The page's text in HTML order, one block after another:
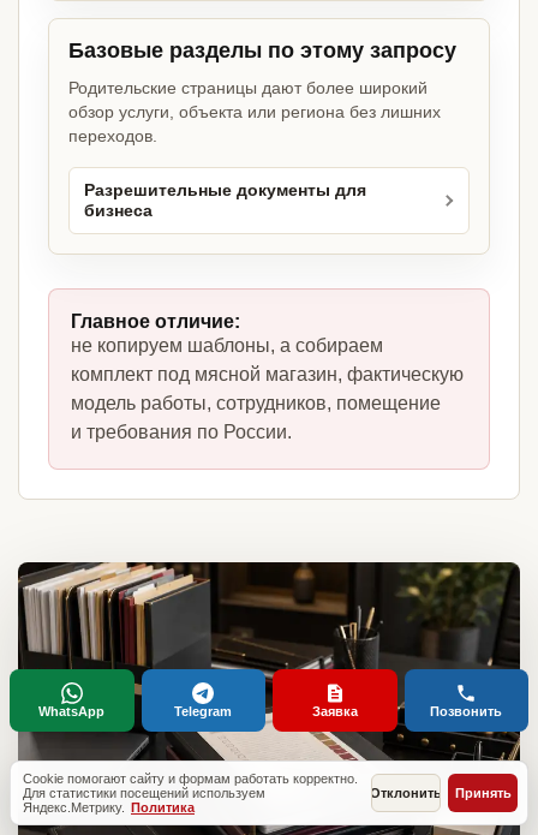
Базовые разделы по этому запросу
Родительские страницы дают более широкий
обзор услуги, объекта или региона без лишних
переходов.
Разрешительные документы для
бизнеса
Главное отличие:
не копируем шаблоны, а собираем
комплект под мясной магазин, фактическую
модель работы, сотрудников, помещение
и требования по России.
Cookie помогают сайту и формам работать корректно.
Для статистики посещений используем
Яндекс.Метрику. Политика
Отклонить Принять
WhatsApp Telegram Заявка Позвонить